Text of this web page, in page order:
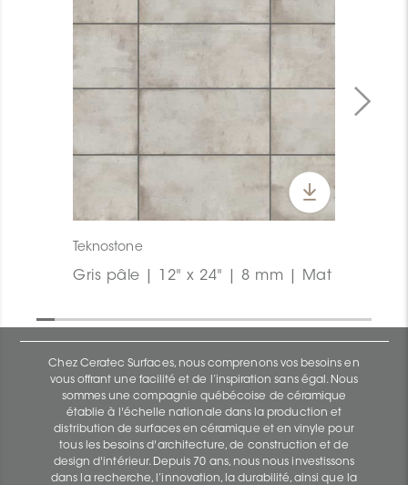
Teknostone
Gris pâle | 12" x 24" | 8 mm | Mat
Chez Ceratec Surfaces, nous comprenons vos besoins en
vous offrant une facilité et de l’inspiration sans égal. Nous
sommes une compagnie québécoise de céramique
établie à l'échelle nationale dans la production et
distribution de surfaces en céramique et en vinyle pour
tous les besoins d'architecture, de construction et de
design d'intérieur. Depuis 70 ans, nous nous investissons
dans la recherche, l’innovation, la durabilité, ainsi que la